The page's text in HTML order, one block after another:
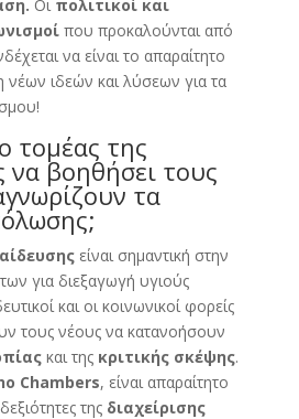
Οι πολιτικοί και
που προκαλούνται από
να είναι το απαραίτητο
νέων ιδεών και λύσεων για τα
τομέας της
να βοηθήσει τους
τα
είναι σημαντική στην
για διεξαγωγή υγιούς
και οι κοινωνικοί φορείς
τους νέους να κατανοήσουν
και της κριτικής σκέψης.
Chambers, είναι απαραίτητο
της διαχείρισης